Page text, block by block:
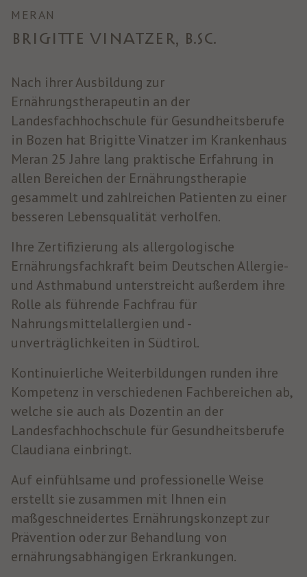
MERAN
BRIGITTE VINATZER, B.SC.
Nach ihrer Ausbildung zur
Ernährungstherapeutin an der
Landesfachhochschule für Gesundheitsberufe
in Bozen hat Brigitte Vinatzer im Krankenhaus
Meran 25 Jahre lang praktische Erfahrung in
allen Bereichen der Ernährungstherapie
gesammelt und zahlreichen Patienten zu einer
besseren Lebensqualität verholfen.
Ihre Zertifizierung als allergologische
Ernährungsfachkraft beim Deutschen Allergie-
und Asthmabund unterstreicht außerdem ihre
Rolle als führende Fachfrau für
Nahrungsmittelallergien und -
unverträglichkeiten in Südtirol.
Kontinuierliche Weiterbildungen runden ihre
Kompetenz in verschiedenen Fachbereichen ab,
welche sie auch als Dozentin an der
Landesfachhochschule für Gesundheitsberufe
Claudiana einbringt.
Auf einfühlsame und professionelle Weise
erstellt sie zusammen mit Ihnen ein
maßgeschneidertes Ernährungskonzept zur
Prävention oder zur Behandlung von
ernährungsabhängigen Erkrankungen.